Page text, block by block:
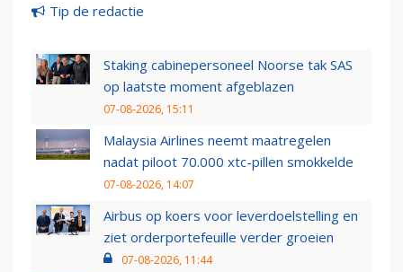
Tip de redactie
Staking cabinepersoneel Noorse tak SAS
op laatste moment afgeblazen
07-08-2026, 15:11
Malaysia Airlines neemt maatregelen
nadat piloot 70.000 xtc-pillen smokkelde
07-08-2026, 14:07
Airbus op koers voor leverdoelstelling en
ziet orderportefeuille verder groeien
07-08-2026, 11:44